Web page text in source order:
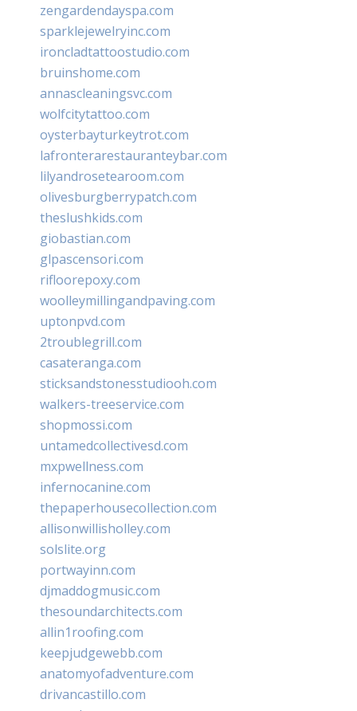
zengardendayspa.com
sparklejewelryinc.com
ironcladtattoostudio.com
bruinshome.com
annascleaningsvc.com
wolfcitytattoo.com
oysterbayturkeytrot.com
lafronterarestauranteybar.com
lilyandrosetearoom.com
olivesburgberrypatch.com
theslushkids.com
giobastian.com
glpascensori.com
rifloorepoxy.com
woolleymillingandpaving.com
uptonpvd.com
2troublegrill.com
casateranga.com
sticksandstonesstudiooh.com
walkers-treeservice.com
shopmossi.com
untamedcollectivesd.com
mxpwellness.com
infernocanine.com
thepaperhousecollection.com
allisonwillisholley.com
solslite.org
portwayinn.com
djmaddogmusic.com
thesoundarchitects.com
allin1roofing.com
keepjudgewebb.com
anatomyofadventure.com
drivancastillo.com